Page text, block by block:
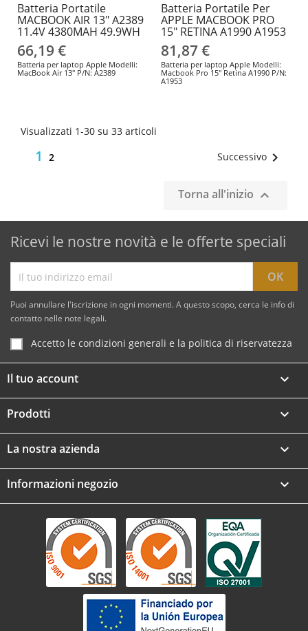
Batteria Portatile
MACBOOK AIR 13" A2389
11.4V 4380MAH 49.9WH
66,19 €
Batteria per laptop Apple Modelli:
MacBook Air 13" P/N: A2389
Batteria Portatile Per
APPLE MACBOOK PRO
15" RETINA A1990 A1953
81,87 €
Batteria per laptop Apple Modelli:
Macbook Pro 15" Retina A1990 P/N:
A1953
Visualizzati 1-30 su 33 articoli
1 2 Successivo 
Torna all'inizio 
Ricevi le nostre novità e le offerte speciali
Puoi annullare l'iscrizione in ogni momenti. A questo scopo, cerca le info di
contatto nelle note legali.
Accetto le condizioni generali e la politica di riservatezza
Il tuo account 
Prodotti 
La nostra azienda 
Informazioni negozio keyboard_arrow_down